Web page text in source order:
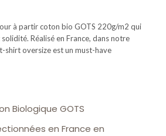
à partir coton bio GOTS 220g/m2 qui
Réalisé en France, dans notre
shirt oversize est un must-have
Biologique GOTS
en France en